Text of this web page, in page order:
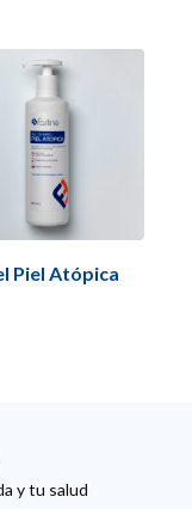
Piel Atópica
y tu salud